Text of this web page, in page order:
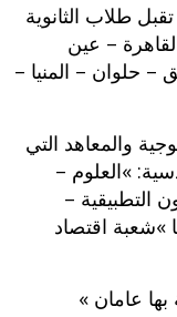
طلاب الثانوية
– ‬عين
‬حلوان‮ – ‬المنيا‮ –
والمعاهد التي
»‬العلوم‮ –
التطبيقية‮ –
»‬شعبة اقتصاد
بها عامان‮ »